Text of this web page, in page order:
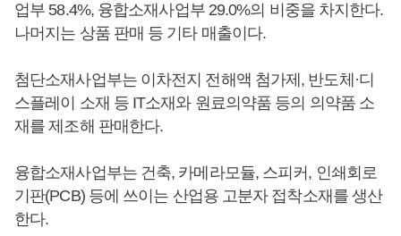
업부 58.4%, 융합소재사업부 29.0%의 비중을 차지한다.
나머지는 상품 판매 등 기타 매출이다.
첨단소재사업부는 이차전지 전해액 첨가제, 반도체·디
스플레이 소재 등 IT소재와 원료의약품 등의 의약품 소
재를 제조해 판매한다.
융합소재사업부는 건축, 카메라모듈, 스피커, 인쇄회로
기판(PCB) 등에 쓰이는 산업용 고분자 접착소재를 생산
한다.